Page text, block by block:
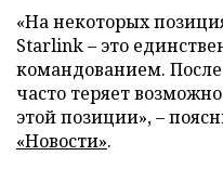
«На некоторых
Starlink – это
командованием.
часто теряет
этой позиции», –
«Новости».